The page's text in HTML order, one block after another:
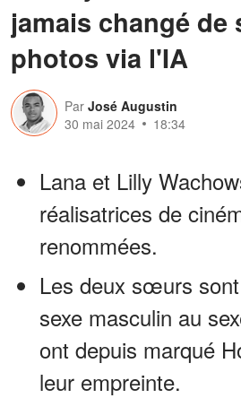
jamais changé de
photos via l'IA
Par José Augustin
30 mai 2024
18:34
Lana et Lilly
réalisatrices de
renommées.
Les deux sœurs
sexe masculin au
ont depuis marqué
leur empreinte.